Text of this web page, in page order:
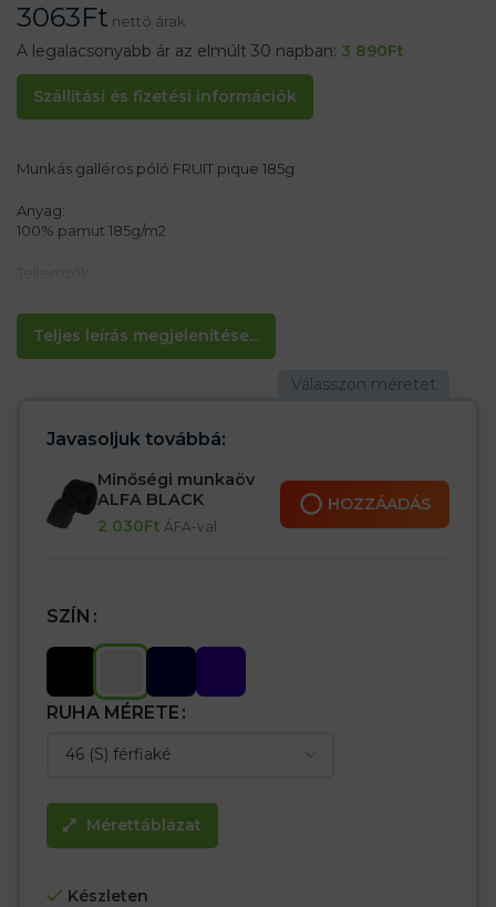
3063Ft nettó árak
A legalacsonyabb ár az elmúlt 30 napban: 3 890Ft
Szállítási és fizetési információk
Teljes leírás megjelenítése...
Munkás galléros póló FRUIT pique 185g
Anyag:
100% pamut 185g/m2
– Nem összeeső kezelés
– 2 gomb a póló színében
– Szabad ujjvégek kötés nélkül
Javasoljuk továbbá:
Minőségi munkaöv
ALFA BLACK
2 030Ft ÁFA-val
HOZZÁADÁS
SZÍN
RUHA MÉRETE
Mérettáblázat
Készleten